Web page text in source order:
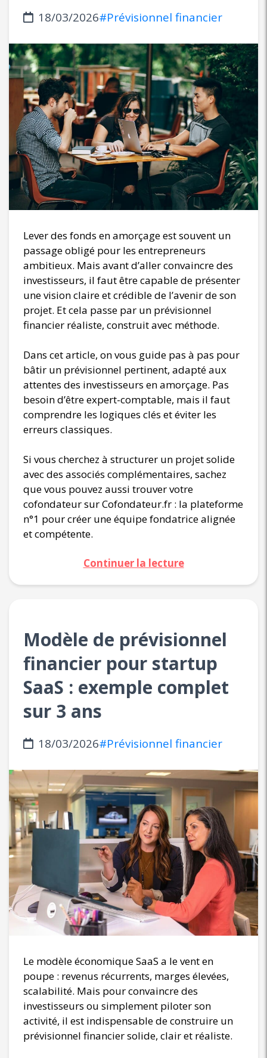
18/03/2026#Prévisionnel financier
Lever des fonds en amorçage est souvent un
passage obligé pour les entrepreneurs
ambitieux. Mais avant d’aller convaincre des
investisseurs, il faut être capable de présenter
une vision claire et crédible de l’avenir de son
projet. Et cela passe par un prévisionnel
financier réaliste, construit avec méthode.
Dans cet article, on vous guide pas à pas pour
bâtir un prévisionnel pertinent, adapté aux
attentes des investisseurs en amorçage. Pas
besoin d’être expert-comptable, mais il faut
comprendre les logiques clés et éviter les
erreurs classiques.
Si vous cherchez à structurer un projet solide
avec des associés complémentaires, sachez
que vous pouvez aussi trouver votre
cofondateur sur Cofondateur.fr : la plateforme
n°1 pour créer une équipe fondatrice alignée
et compétente.
Continuer la lecture
Modèle de prévisionnel
financier pour startup
SaaS : exemple complet
sur 3 ans
18/03/2026#Prévisionnel financier
Le modèle économique SaaS a le vent en
poupe : revenus récurrents, marges élevées,
scalabilité. Mais pour convaincre des
investisseurs ou simplement piloter son
activité, il est indispensable de construire un
prévisionnel financier solide, clair et réaliste.